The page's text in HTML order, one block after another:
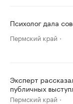
Психолог дала
Пермский край
Эксперт
публичных
Пермский край